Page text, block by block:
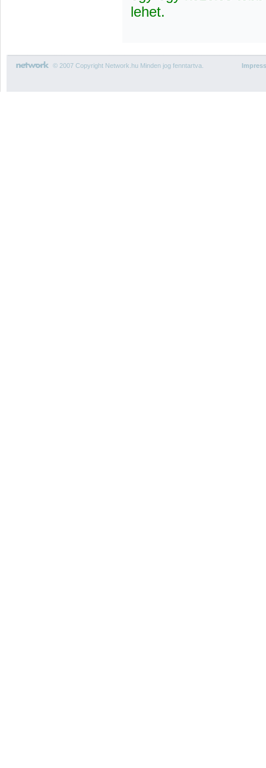
lehet.
© 2007 Copyright Network.hu Minden jog fenntartva.